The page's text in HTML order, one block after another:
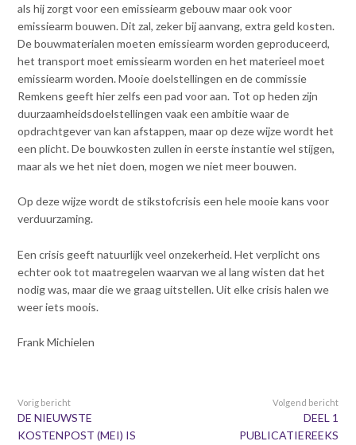
als hij zorgt voor een emissiearm gebouw maar ook voor
emissiearm bouwen. Dit zal, zeker bij aanvang, extra geld kosten.
De bouwmaterialen moeten emissiearm worden geproduceerd,
het transport moet emissiearm worden en het materieel moet
emissiearm worden. Mooie doelstellingen en de commissie
Remkens geeft hier zelfs een pad voor aan. Tot op heden zijn
duurzaamheidsdoelstellingen vaak een ambitie waar de
opdrachtgever van kan afstappen, maar op deze wijze wordt het
een plicht. De bouwkosten zullen in eerste instantie wel stijgen,
maar als we het niet doen, mogen we niet meer bouwen.
Op deze wijze wordt de stikstofcrisis een hele mooie kans voor
verduurzaming.
Een crisis geeft natuurlijk veel onzekerheid. Het verplicht ons
echter ook tot maatregelen waarvan we al lang wisten dat het
nodig was, maar die we graag uitstellen. Uit elke crisis halen we
weer iets moois.
Frank Michielen
Vorig bericht
DE NIEUWSTE
KOSTENPOST (MEI) IS
Volgend bericht
DEEL 1
PUBLICATIEREEKS